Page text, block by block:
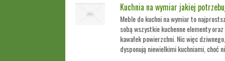
Kuchnia na wymiar jakiej
Meble do kuchni na wymiar to
sobą wszystkie kuchenne elementy
kawałek powierzchni. Nic więc
dysponują niewielkimi kuchniami, choć